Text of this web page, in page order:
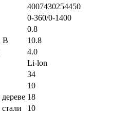
4007430254450
0-360/0-1400
0.8
В
10.8
4.0
Li-lon
34
10
18
10